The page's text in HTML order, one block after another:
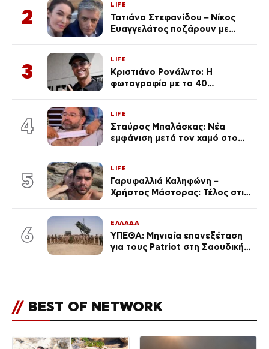
2
LIFE
Τατιάνα Στεφανίδου – Νίκος
Ευαγγελάτος ποζάρουν με
3
LIFE
Κριστιάνο Ρονάλντο: Η
φωτογραφία με τα 40
εκ. likes
4
LIFE
Σταύρος Μπαλάσκας: Νέα
εμφάνιση μετά τον χαμό στο
5
LIFE
Γαρυφαλλιά Καληφώνη –
Χρήστος Μάστορας: Τέλος στις
6
ΕΛΛΑΔΑ
ΥΠΕΘΑ: Μηνιαία επανεξέταση
για τους Patriot στη Σαουδική
// BEST OF NETWORK